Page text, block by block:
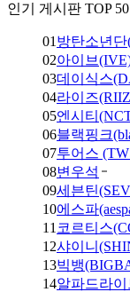
인기 게시판 TOP 50
01 방탄소년단
02아이브
03데이식스
04라이즈
05엔시티
06블랙핑크
07투어스
08변우석
09세븐틴
10에스파
11 코르티스
12샤이니
13빅뱅
14알파드라